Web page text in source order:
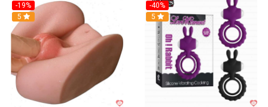
-19%
Hot
5
-40%
5